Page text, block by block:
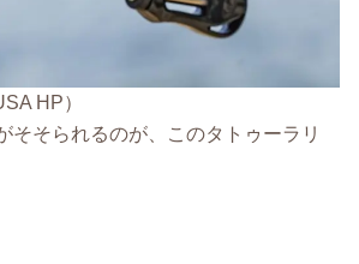
HP）
そそられるのが、このタトゥーラリ